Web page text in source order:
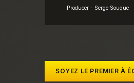
Producer - Serge Souque
SOYEZ LE PREMIER À